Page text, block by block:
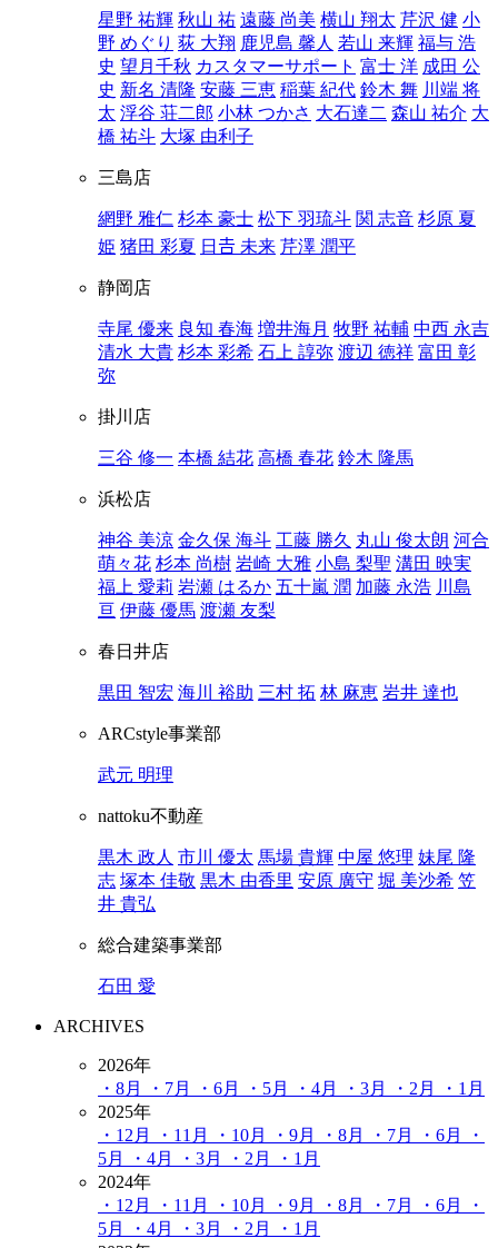
星野 祐輝 秋山 祐 遠藤 尚美 横山 翔太 芹沢 健 小
野 めぐり 荻 大翔 鹿児島 馨人 若山 来輝 福与 浩
史 望月千秋 カスタマーサポート 富士 洋 成田 公
史 新名 清隆 安藤 三恵 稲葉 紀代 鈴木 舞 川端 将
太 浮谷 荘二郎 小林 つかさ 大石達二 森山 祐介 大
橋 祐斗 大塚 由利子
三島店
網野 雅仁 杉本 豪士 松下 羽琉斗 関 志音 杉原 夏
姫 猪田 彩夏 日𠮷 未来 芹澤 潤平
静岡店
寺尾 優来 良知 春海 増井海月 牧野 祐輔 中西 永吉
清水 大貴 杉本 彩希 石上 諄弥 渡辺 徳祥 富田 彰
弥
掛川店
三谷 修一 本橋 結花 高橋 春花 鈴木 隆馬
浜松店
神谷 美涼 金久保 海斗 工藤 勝久 丸山 俊太朗 河合
萌々花 杉本 尚樹 岩崎 大雅 小島 梨聖 溝田 映実
福上 愛莉 岩瀬 はるか 五十嵐 潤 加藤 永浩 川島
亘 伊藤 優馬 渡瀬 友梨
春日井店
黒田 智宏 海川 裕助 三村 拓 林 麻恵 岩井 達也
ARCstyle事業部
武元 明理
nattoku不動産
黒木 政人 市川 優太 馬場 貴輝 中屋 悠理 妹尾 隆
志 塚本 佳敬 黒木 由香里 安原 廣守 堀 美沙希 笠
井 貴弘
総合建築事業部
石田 愛
ARCHIVES
2026年
・8月
・7月 ・6月 ・5月 ・4月 ・3月 ・2月
・1月
2025年
・12月
・11月 ・10月 ・9月 ・8月 ・7月 ・6月
・
5月
・4月 ・3月 ・2月
・1月
2024年
・12月
・11月 ・10月 ・9月 ・8月 ・7月 ・6月
・
5月
・4月 ・3月 ・2月
・1月